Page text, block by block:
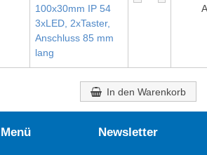
100x30mm IP 54
3xLED, 2xTaster,
Anschluss 85 mm
lang
In den Warenkorb
Menü Newsletter